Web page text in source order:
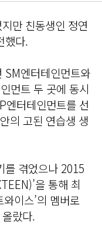
만 친동생인 정연
했다.
SM엔터테인먼트와
먼트 두 곳에 동시
엔터테인먼트를 선
의 고된 연습생 생
를 겪었으나 2015
을 통해 최
이스’의 멤버로
랐다.